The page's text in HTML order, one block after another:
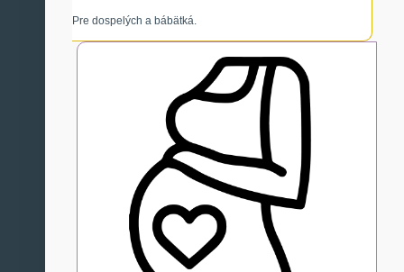
Pre dospelých a bábätká.